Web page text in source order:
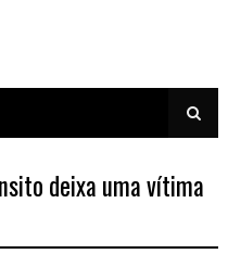
deixa uma vítima